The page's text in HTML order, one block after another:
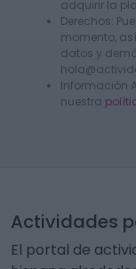
adquirir la
Derechos:
momento,
datos y
Información
nuestra
Actividades
El portal de